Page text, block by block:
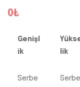
0₺
Genişl
ik
lik
Serbe